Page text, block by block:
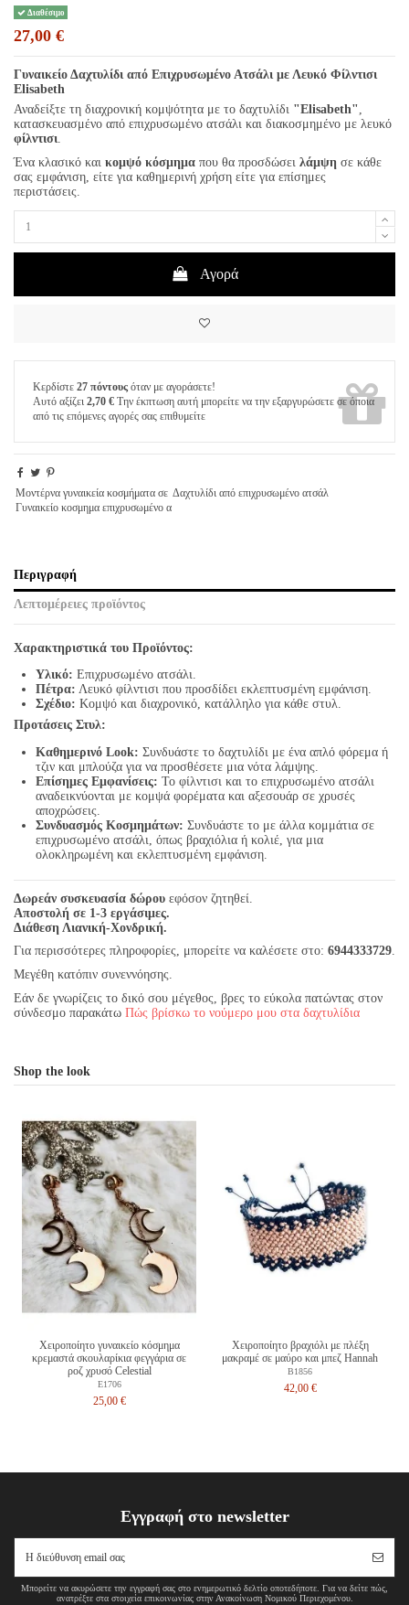
Διαθέσιμο
27,00 €
Γυναικείο Δαχτυλίδι από Επιχρυσωμένο Ατσάλι με Λευκό Φίλντισι
Elisabeth
Αναδείξτε τη διαχρονική κομψότητα με το δαχτυλίδι "Elisabeth",
κατασκευασμένο από επιχρυσωμένο ατσάλι και διακοσμημένο με λευκό
φίλντισι.
Ένα κλασικό και κομψό κόσμημα που θα προσδώσει λάμψη σε κάθε
σας εμφάνιση, είτε για καθημερινή χρήση είτε για επίσημες
περιστάσεις.
Αγορά
Κερδίστε 27 πόντους όταν με αγοράσετε!
Αυτό αξίζει 2,70 € Την έκπτωση αυτή μπορείτε να την εξαργυρώσετε σε όποια
από τις επόμενες αγορές σας επιθυμείτε
Μοντέρνα γυναικεία κοσμήματα σε Δαχτυλίδι από επιχρυσωμένο ατσάλ
Γυναικείο κοσμημα επιχρυσωμένο α
Περιγραφή
Λεπτομέρειες προϊόντος
Χαρακτηριστικά του Προϊόντος:
Υλικό: Επιχρυσωμένο ατσάλι.
Πέτρα: Λευκό φίλντισι που προσδίδει εκλεπτυσμένη εμφάνιση.
Σχέδιο: Κομψό και διαχρονικό, κατάλληλο για κάθε στυλ.
Προτάσεις Στυλ:
Καθημερινό Look: Συνδυάστε το δαχτυλίδι με ένα απλό φόρεμα ή
τζιν και μπλούζα για να προσθέσετε μια νότα λάμψης.
Επίσημες Εμφανίσεις: Το φίλντισι και το επιχρυσωμένο ατσάλι
αναδεικνύονται με κομψά φορέματα και αξεσουάρ σε χρυσές
αποχρώσεις.
Συνδυασμός Κοσμημάτων: Συνδυάστε το με άλλα κομμάτια σε
επιχρυσωμένο ατσάλι, όπως βραχιόλια ή κολιέ, για μια
ολοκληρωμένη και εκλεπτυσμένη εμφάνιση.
Δωρεάν συσκευασία δώρου εφόσον ζητηθεί.
Αποστολή σε 1-3 εργάσιμες.
Διάθεση Λιανική-Χονδρική.
Για περισσότερες πληροφορίες, μπορείτε να καλέσετε στο: 6944333729.
Μεγέθη κατόπιν συνεννόησης.
Εάν δε γνωρίζεις το δικό σου μέγεθος, βρες το εύκολα πατώντας στον
σύνδεσμο παρακάτω Πώς βρίσκω το νούμερο μου στα δαχτυλίδια
Shop the look
Χειροποίητο γυναικείο κόσμημα
κρεμαστά σκουλαρίκια φεγγάρια σε
ροζ χρυσό Celestial
E1706
25,00 €
Χειροποίητο βραχιόλι με πλέξη
μακραμέ σε μαύρο και μπεζ Hannah
B1856
42,00 €
Εγγραφή στο newsletter
Μπορείτε να ακυρώσετε την εγγραφή σας στο ενημερωτικό δελτίο οποτεδήποτε. Για να δείτε πώς,
ανατρέξτε στα στοιχεία επικοινωνίας στην Ανακοίνωση Νομικού Περιεχομένου.